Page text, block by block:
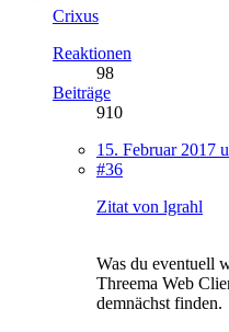
Crixus
Reaktionen
98
Beiträge
910
15. Februar 2017
#36
Zitat von lgrahl
Was du eventuell
Threema Web
demnächst finden.